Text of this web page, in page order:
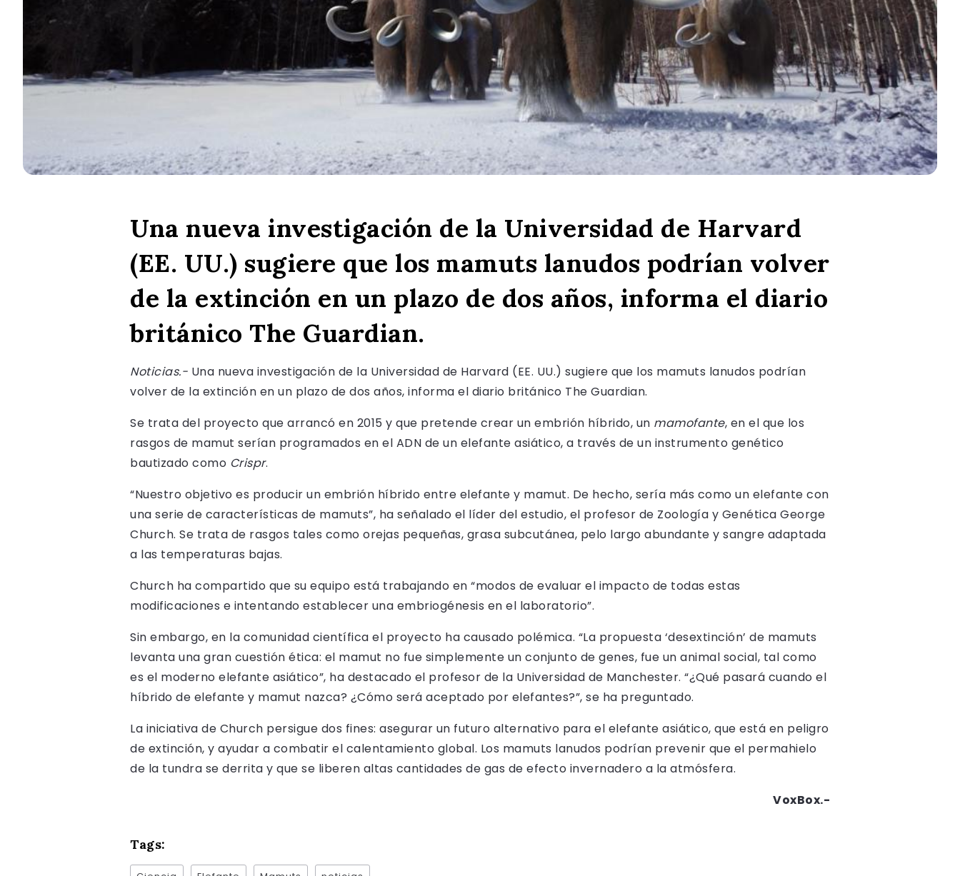
Una nueva investigación de la Universidad de Harvard
(EE. UU.) sugiere que los mamuts lanudos podrían volver
de la extinción en un plazo de dos años, informa el diario
británico The Guardian.
Noticias.- Una nueva investigación de la Universidad de Harvard (EE. UU.) sugiere que los mamuts lanudos podrían
volver de la extinción en un plazo de dos años, informa el diario británico The Guardian.
Se trata del proyecto que arrancó en 2015 y que pretende crear un embrión híbrido, un mamofante, en el que los
rasgos de mamut serían programados en el ADN de un elefante asiático, a través de un instrumento genético
bautizado como Crispr.
“Nuestro objetivo es producir un embrión híbrido entre elefante y mamut. De hecho, sería más como un elefante con
una serie de características de mamuts”, ha señalado el líder del estudio, el profesor de Zoología y Genética George
Church. Se trata de rasgos tales como orejas pequeñas, grasa subcutánea, pelo largo abundante y sangre adaptada
a las temperaturas bajas.
Church ha compartido que su equipo está trabajando en “modos de evaluar el impacto de todas estas
modificaciones e intentando establecer una embriogénesis en el laboratorio”.
Sin embargo, en la comunidad científica el proyecto ha causado polémica. “La propuesta ‘desextinción’ de mamuts
levanta una gran cuestión ética: el mamut no fue simplemente un conjunto de genes, fue un animal social, tal como
es el moderno elefante asiático”, ha destacado el profesor de la Universidad de Manchester. “¿Qué pasará cuando el
híbrido de elefante y mamut nazca? ¿Cómo será aceptado por elefantes?”, se ha preguntado.
La iniciativa de Church persigue dos fines: asegurar un futuro alternativo para el elefante asiático, que está en peligro
de extinción, y ayudar a combatir el calentamiento global. Los mamuts lanudos podrían prevenir que el permahielo
de la tundra se derrita y que se liberen altas cantidades de gas de efecto invernadero a la atmósfera.
VoxBox.-
Tags: